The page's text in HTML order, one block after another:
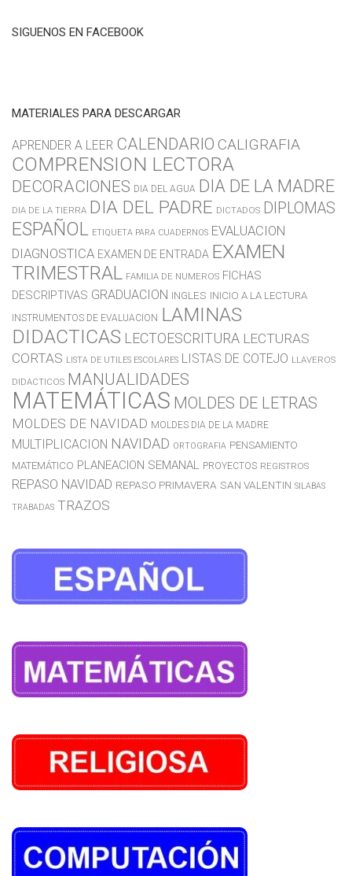
SIGUENOS EN FACEBOOK
MATERIALES PARA DESCARGAR
APRENDER A LEER CALENDARIO CALIGRAFIA
COMPRENSION LECTORA
DECORACIONES DIA DEL AGUA DIA DE LA MADRE
DIA DE LA TIERRA DIA DEL PADRE DICTADOS DIPLOMAS
ESPAÑOL ETIQUETA PARA CUADERNOS EVALUACION
DIAGNOSTICA EXAMEN DE ENTRADA EXAMEN
TRIMESTRAL FAMILIA DE NUMEROS FICHAS
DESCRIPTIVAS GRADUACION INGLES INICIO A LA LECTURA
INSTRUMENTOS DE EVALUACION LAMINAS
DIDACTICAS LECTOESCRITURA LECTURAS
CORTAS LISTA DE UTILES ESCOLARES LISTAS DE COTEJO LLAVEROS
DIDACTICOS MANUALIDADES
MATEMÁTICAS MOLDES DE LETRAS
MOLDES DE NAVIDAD MOLDES DIA DE LA MADRE
MULTIPLICACION NAVIDAD ORTOGRAFIA PENSAMIENTO
MATEMÁTICO PLANEACION SEMANAL PROYECTOS REGISTROS
REPASO NAVIDAD REPASO PRIMAVERA SAN VALENTIN SILABAS
TRABADAS TRAZOS